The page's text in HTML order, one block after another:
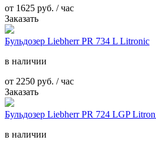
от 1625 руб. / час
Заказать
Бульдозер Liebherr PR 734 L Litronic
в наличии
от 2250 руб. / час
Заказать
Бульдозер Liebherr PR 724 LGP
в наличии